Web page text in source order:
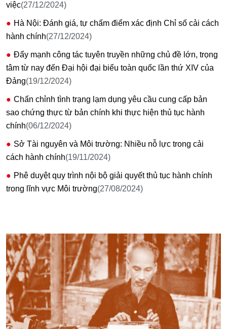
việc(27/12/2024)
Hà Nội: Đánh giá, tự chấm điểm xác định Chỉ số cải cách
hành chính(27/12/2024)
Đẩy mạnh công tác tuyên truyền những chủ đề lớn, trọng
tâm từ nay đến Đại hội đại biểu toàn quốc lần thứ XIV của
Đảng(19/12/2024)
Chấn chỉnh tình trạng lạm dụng yêu cầu cung cấp bản
sao chứng thực từ bản chính khi thực hiện thủ tục hành
chính(06/12/2024)
Sở Tài nguyên và Môi trường: Nhiều nỗ lực trong cải
cách hành chính(19/11/2024)
Phê duyệt quy trình nội bộ giải quyết thủ tục hành chính
trong lĩnh vực Môi trường(27/08/2024)